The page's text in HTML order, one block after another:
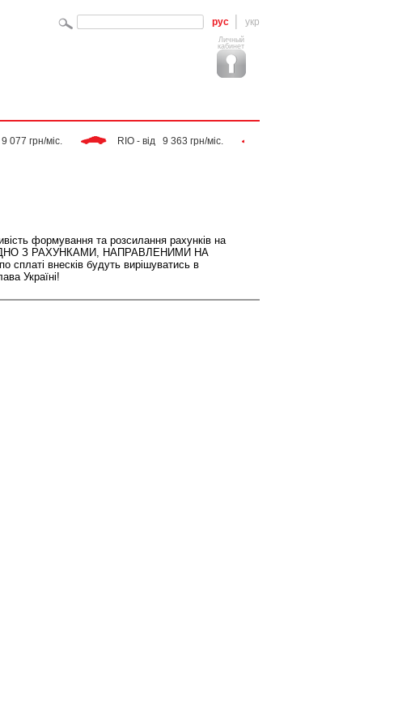
рус укр
Личный
кабинет
грн/міс. RIO - від   9 363 грн/міс.
формування та розсилання рахунків на
З РАХУНКАМИ, НАПРАВЛЕНИМИ НА
внесків будуть вирішуватись в
Україні!